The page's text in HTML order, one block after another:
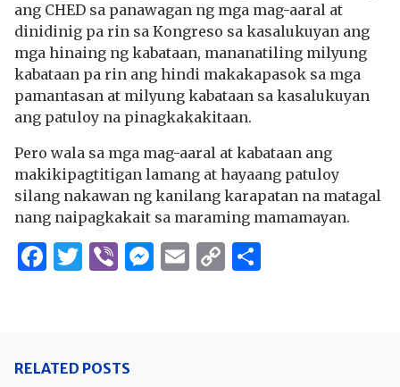
ang CHED sa panawagan ng mga mag-aaral at
dinidinig pa rin sa Kongreso sa kasalukuyan ang
mga hinaing ng kabataan, mananatiling milyung
kabataan pa rin ang hindi makakapasok sa mga
pamantasan at milyung kabataan sa kasalukuyan
ang patuloy na pinagkakakitaan.
Pero wala sa mga mag-aaral at kabataan ang
makikipagtitigan lamang at hayaang patuloy
silang nakawan ng kanilang karapatan na matagal
nang naipagkakait sa maraming mamamayan.
Facebook
Twitter
ViberMessenger
Email
Copy
RELATED POSTS